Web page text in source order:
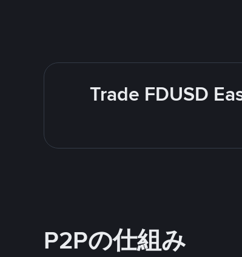
Trade FDUSD
P2Pの仕組み